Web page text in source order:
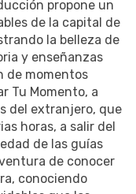
propone un
de la capital de
la belleza de
y enseñanzas
de momentos
Tu Momento, a
del extranjero, que
horas, a salir del
de las guías
de conocer
conociendo